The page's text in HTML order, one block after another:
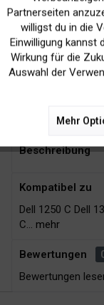
Kein
Zubehör 12
Beschreibung
Kompatibel zu
Dell 1250 C Dell
C... mehr
Bewertungen
Bewertungen
Marketing
Tracking
Partnerseiten
willigst du in die
Einwilligung kannst
Wirkung für die
Auswahl der
Mehr